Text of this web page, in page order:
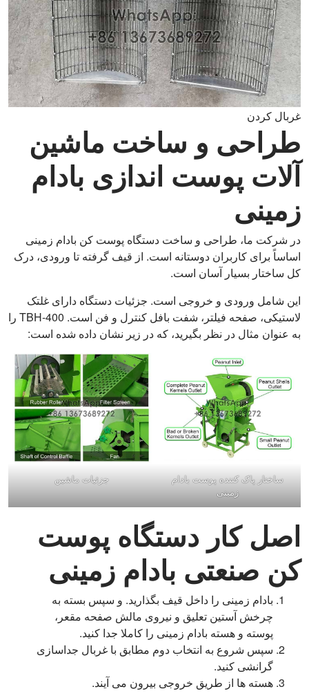
غربال کردن
طراحی و ساخت ماشین
آلات پوست اندازی بادام
زمینی
در شرکت ما، طراحی و ساخت دستگاه پوست کن بادام زمینی
اساساً برای کاربران دوستانه است. از قیف گرفته تا ورودی، درک
کل ساختار بسیار آسان است.
این شامل ورودی و خروجی است. جزئیات دستگاه دارای غلتک
لاستیکی، صفحه فیلتر، شفت بافل کنترل و فن است. TBH-400 را
به عنوان مثال در نظر بگیرید، که در زیر نشان داده شده است:
ساختار پاک کننده پوست بادام
زمینی
جزئیات ماشین
اصل کار دستگاه پوست
کن صنعتی بادام زمینی
بادام زمینی را داخل قیف بگذارید. و سپس بسته به
چرخش آستین تعلیق و نیروی مالش صفحه مقعر،
پوسته و هسته بادام زمینی را کاملا جدا کنید.
سپس شروع به انتخاب دوم مطابق با غربال جداسازی
گرانشی کنید.
هسته ها از طریق خروجی بیرون می آیند.